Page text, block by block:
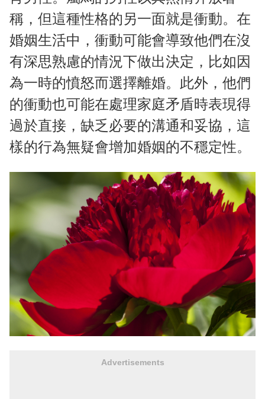
稱，但這種性格的另一面就是衝動。在
婚姻生活中，衝動可能會導致他們在沒
有深思熟慮的情況下做出決定，比如因
為一時的憤怒而選擇離婚。此外，他們
的衝動也可能在處理家庭矛盾時表現得
過於直接，缺乏必要的溝通和妥協，這
樣的行為無疑會增加婚姻的不穩定性。
Advertisements